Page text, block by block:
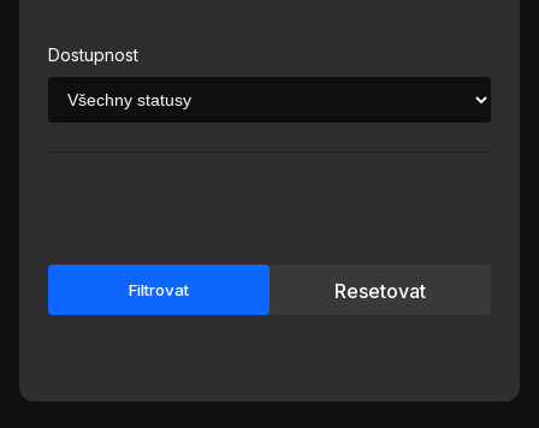
Dostupnost
Filtrovat Resetovat